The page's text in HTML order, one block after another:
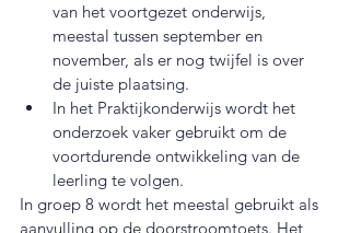
van het voortgezet onderwijs,
meestal tussen september en
november, als er nog twijfel is over
de juiste plaatsing.
In het Praktijkonderwijs wordt het
onderzoek vaker gebruikt om de
voortdurende ontwikkeling van de
leerling te volgen.
In groep 8 wordt het meestal gebruikt als
aanvulling op de doorstroomtoets. Het